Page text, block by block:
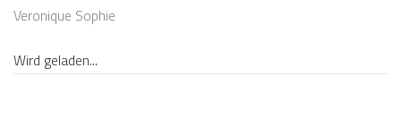
Veronique Sophie
Wird geladen...